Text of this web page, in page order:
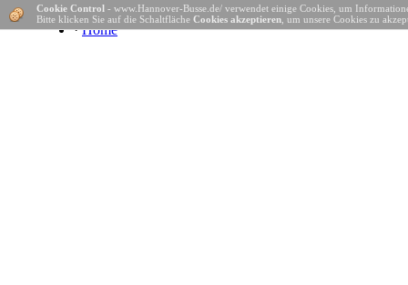
· Home
Cookie Control - www.Hannover-Busse.de/ verwendet einige Cookies, um
Bitte klicken Sie auf die Schaltfläche Cookies akzeptieren , um unsere Cookies zu